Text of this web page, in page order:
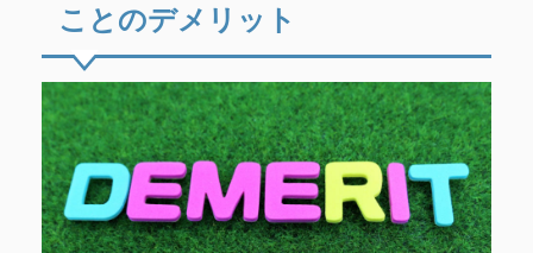
ことのデメリット